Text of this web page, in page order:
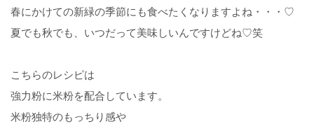
春にかけての新緑の季節にも食べたくなりますよね・・・♡
夏でも秋でも、いつだって美味しいんですけどね♡笑
こちらのレシピは
強力粉に米粉を配合しています。
米粉独特のもっちり感や